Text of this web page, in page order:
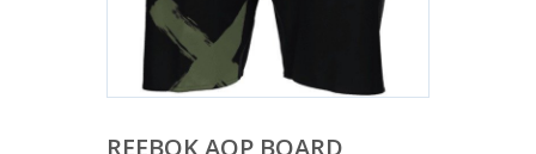
REEBOK AOP BOARD